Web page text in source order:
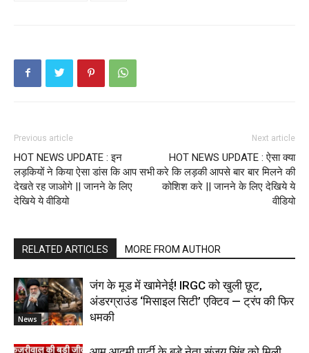
Previous article
HOT NEWS UPDATE : इन
लड़कियों ने किया ऐसा डांस कि आप सभी
देखते रह जाओगे || जानने के लिए
देखिये ये वीडियो
Next article
HOT NEWS UPDATE : ऐसा क्या
करे कि लड़की आपसे बार बार मिलने की
कोशिश करे || जानने के लिए देखिये ये
वीडियो
RELATED ARTICLES MORE FROM AUTHOR
News
जंग के मूड में खामेनेई! IRGC को खुली छूट,
अंडरग्राउंड ‘मिसाइल सिटी’ एक्टिव — ट्रंप की फिर
धमकी